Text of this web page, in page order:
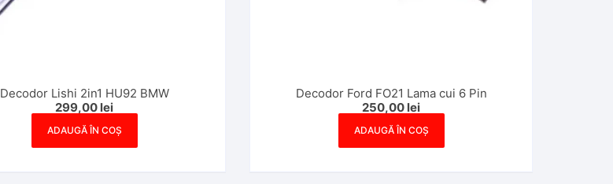
Decodor Lishi 2in1 HU92 BMW
299,00 lei
ADAUGĂ ÎN COȘ
Decodor Ford FO21 Lama cui 6 Pin
250,00 lei
ADAUGĂ ÎN COȘ